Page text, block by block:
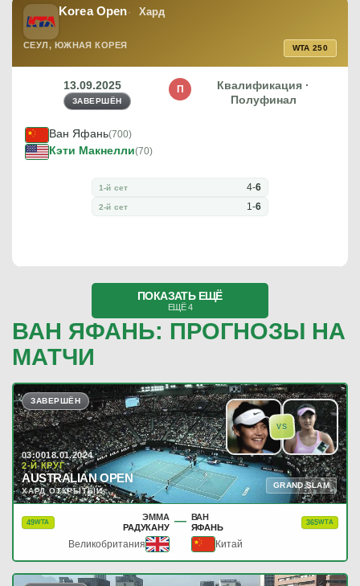
Korea Open Хард
СЕУЛ, ЮЖНАЯ КОРЕЯ WTA 250
13.09.2025
ЗАВЕРШЁН
Квалификация ·
Полуфинал
П
Ван Яфань(700)
Кэти Макнелли(70)
1-й сет 4-6
2-й сет 1-6
ПОКАЗАТЬ ЕЩЁ
ЕЩЁ 4
ВАН ЯФАНЬ: ПРОГНОЗЫ НА
МАТЧИ
VS
ЗАВЕРШЁН
03:0018.01.2024
2-Й КРУГ
AUSTRALIAN OPEN
ХАРД ОТКРЫТЫЙ
GRAND SLAM
49WTA
ЭММА
РАДУКАНУ — ВАН
ЯФАНЬ
365WTA
Великобритания Китай